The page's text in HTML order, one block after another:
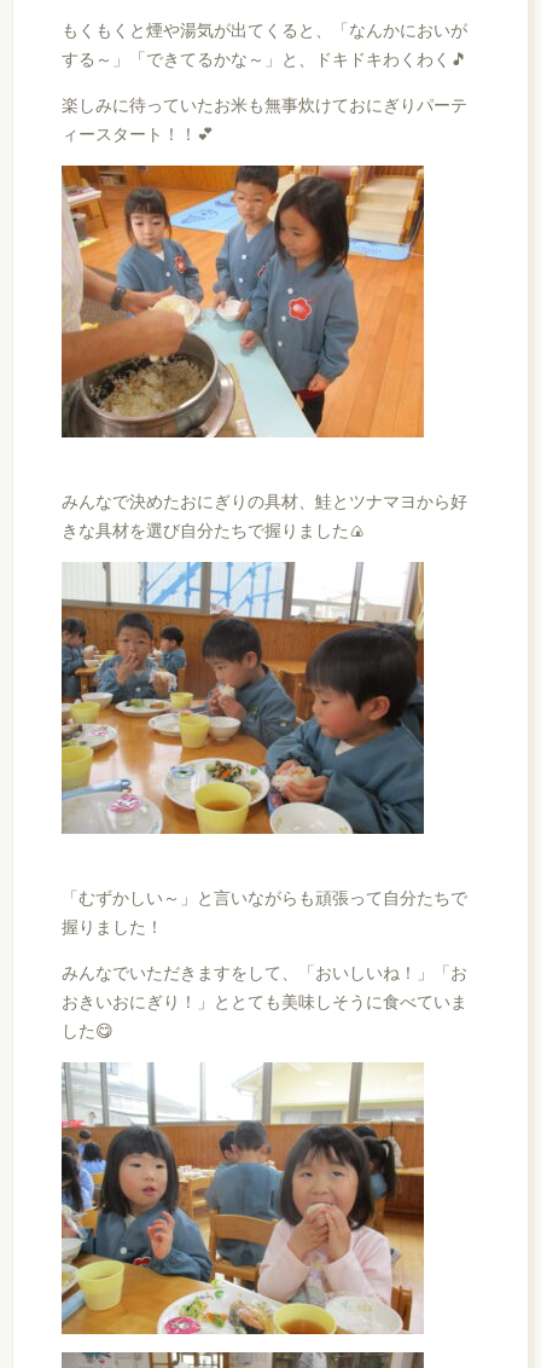
もくもくと煙や湯気が出てくると、「なんかにおいが
する～」「できてるかな～」と、ドキドキわくわく🎵
楽しみに待っていたお米も無事炊けておにぎりパーテ
ィースタート！！💕
みんなで決めたおにぎりの具材、鮭とツナマヨから好
きな具材を選び自分たちで握りました🍙
「むずかしい～」と言いながらも頑張って自分たちで
握りました！
みんなでいただきますをして、「おいしいね！」「お
おきいおにぎり！」ととても美味しそうに食べていま
した😋